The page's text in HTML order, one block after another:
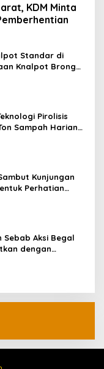
KDM Minta
Standar di
Knalpot Brong
Pirolisis
Sampah Harian
Kunjungan
Perhatian
Sebab Aksi Begal
dengan